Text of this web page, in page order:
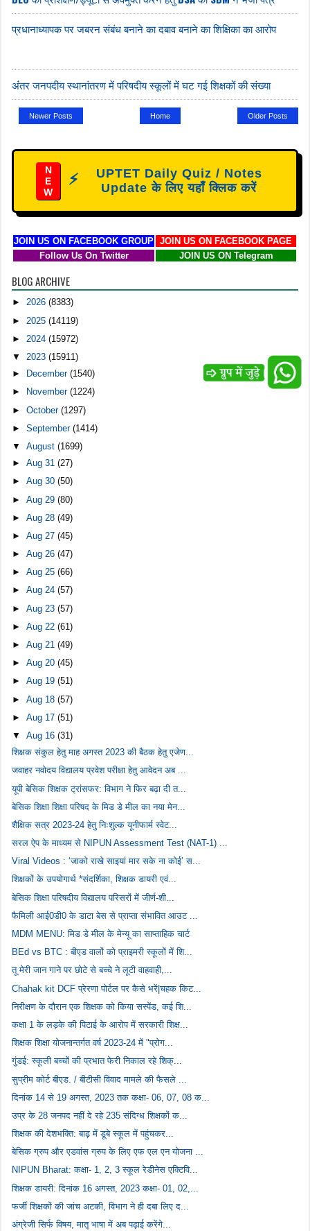
प्रधानाध्यापक पर जबरन संबंध बनाने का दबाव बनाने का शिक्षिका का आरोप
अंंतर जनपदीय स्थानांतरण में परिषदीय स्कूलों में घट गई शिक्षकों की संख्या
Newer Posts Older Posts
Home
N
E
W
⚡
UPTET Daily Quiz / Notes
Update के लिए यहाँ क्लिक करें
JOIN US ON FACEBOOK GROUP
JOIN US ON FACEBOOK PAGE
Follow Us On Twitter
JOIN US ON Telegram
BLOG ARCHIVE
►2026(8383)
► 2025(14119)
► 2024(15972)
▼2023(15911)
►
December(1540)
►
November(1224)
►October(1297)
►September(1414)
▼August(1699)
►Aug 31(27)
►Aug 30(50)
►Aug 29(80)
►Aug 28(49)
►Aug 27(45)
►Aug 26(47)
►Aug 25(66)
►Aug 24(57)
►Aug 23(57)
►Aug 22(61)
►Aug 21(49)
►Aug 20(45)
►Aug 19(51)
►Aug 18(57)
►Aug 17(51)
▼Aug 16(31)
शिक्षक संकुल हेतु माह अगस्त 2023 की बैठक हेतु एजेण...
जवाहर नवोदय विद्यालय प्रवेश परीक्षा हेतु आवेदन अब ...
यूपी बेसिक शिक्षक ट्रांसफर: विभाग ने फिर बढ़ा दी त...
बेसिक शिक्षा शिक्षा परिषद के मिड डे मील का नया मेन...
शैक्षिक सत्र 2023-24 हेतु निःशुल्क यूनीफार्म स्वेट...
सरल ऐप के माध्यम से NIPUN Assessment Test (NAT-1) ...
Viral Videos : ‘जाको राखे साइयां मार सके ना कोई’ स...
शिक्षकों के उपयोगार्थ *संदर्शिका, शिक्षक डायरी एवं...
बेसिक शिक्षा परिषदीय विद्यालय परिसरों में जीर्ण-शी...
फैमिली आई0डी0 के डाटा बेस से प्राप्ता संभावित आउट ...
MDM MENU: मिड डे मील के मेन्यू का साप्ताहिक चार्ट
BEd vs BTC : बीएड वालों को प्राइमरी स्कूलों में शि...
तू मेरी जान गाने पर छोटे से बच्चे ने लूटी वाहवाही,...
Chahak kit DCF प्रेरणा पोर्टल पर कैसे भरें|चहक किट...
निरीक्षण के दौरान एक शिक्षक को किया सस्पेंड, कई शि...
कक्षा 1 के लड़के की पिटाई के आरोप में सरकारी शिक्ष...
शिक्षक शिक्षा योजनान्तर्गत वर्ष 2023-24 में "प्रोग...
गुंडई: स्कूली बच्चों की प्रभात फेरी निकाल रहे शिक्...
सुप्रीम कोर्ट बीएड. / बीटीसी विवाद मामले की फैसले ...
दिनांक 14 से 19 अगस्त, 2023 तक कक्षा- 06, 07, 08 क...
उप्र के 28 जनपद नहीं दे रहे 235 संदिग्ध शिक्षकों क...
शिक्षक की देशभक्ति: बाढ़ में डूबे स्कूल में पहुंचकर...
बेसिक ग्रुप और एडवांस ग्रुप के लिए एफ एल एन योजना ...
NIPUN Bharat: कक्षा- 1, 2, 3 स्कूल रेडीनेस एक्टिवि...
शिक्षक डायरी: दिनांक 16 अगस्त, 2023 कक्षा- 01, 02,...
फर्जी शिक्षकों की जांच अटकी, विभाग ने ही दबा लिए द...
अंग्रेजी सिर्फ विषय, मातृ भाषा में अब पढ़ाई करेंगे...